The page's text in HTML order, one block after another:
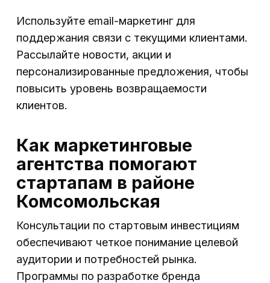
Используйте email-маркетинг для
поддержания связи с текущими клиентами.
Рассылайте новости, акции и
персонализированные предложения, чтобы
повысить уровень возвращаемости
клиентов.
Как маркетинговые
агентства помогают
стартапам в районе
Комсомольская
Консультации по стартовым инвестициям
обеспечивают четкое понимание целевой
аудитории и потребностей рынка.
Программы по разработке бренда